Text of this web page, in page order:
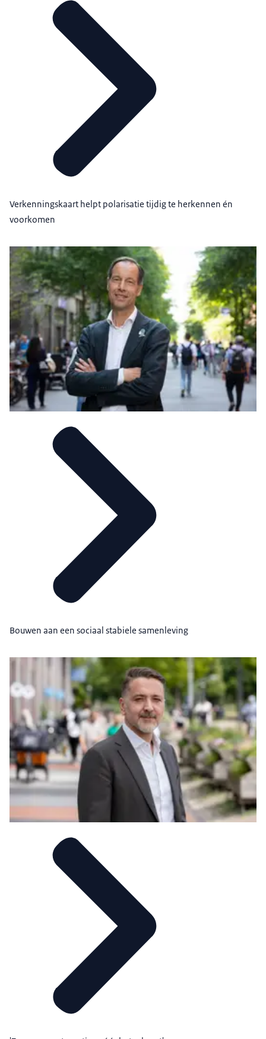
Verkenningskaart helpt polarisatie tijdig te herkennen én
voorkomen
Bouwen aan een sociaal stabiele samenleving